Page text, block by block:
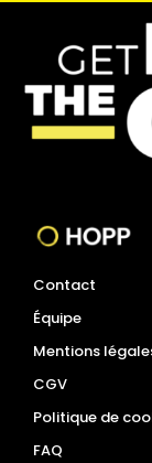
Contact
Équipe
Mentions
CGV
Politique de
FAQ